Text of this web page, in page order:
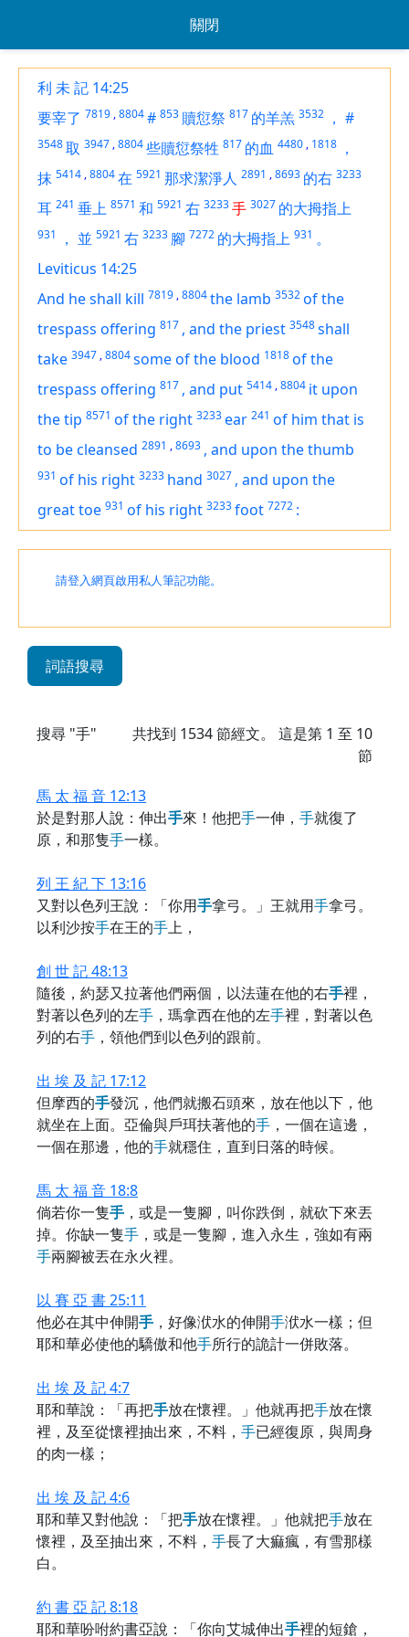
關閉
利 未 記 14:25
要宰了 7819 ,8804# 853 贖愆祭 817 的羊羔 3532 ， #
3548取 3947 ,8804些贖愆祭牲 817 的血 4480 , 1818 ，
抹 5414 ,8804在 5921 那求潔淨人 2891 ,8693 的右 3233
耳 241 垂上 8571 和 5921 右 3233手 3027 的大拇指上
931 ， 並 5921 右 3233 腳 7272 的大拇指上 931 。
Leviticus 14:25
And he shall kill 7819 ,8804the lamb 3532of the
trespass offering 817 , and the priest 3548shall
take 3947 ,8804someof the blood 1818of the
trespass offering 817 , and put 5414 ,8804 it upon
the tip 8571 of the right 3233ear 241 of him that is
to be cleansed 2891 ,8693 , and upon the thumb
931 of his right 3233 hand 3027 , and upon the
great toe 931 of his right 3233foot 7272 :
請登入網頁啟用私人筆記功能。
詞語搜尋
搜尋 "手" 共找到 1534節經文。 這是第 1 至 10
節
馬 太 福 音 12:13
於是對那人說：伸出手來！他把手一伸， 手就復了
原，和那隻手一樣。
列 王 紀 下 13:16
又對以色列王說：「你用手拿弓。」王就用手拿弓。
以利沙按手在王的手上，
創 世 記 48:13
隨後，約瑟又拉著他們兩個，以法蓮在他的右手裡，
對著以色列的左手 ，瑪拿西在他的左手裡，對著以色
列的右手 ，領他們到以色列的跟前。
出 埃 及 記 17:12
但摩西的手發沉，他們就搬石頭來，放在他以下，他
就坐在上面。亞倫與戶珥扶著他的手 ，一個在這邊，
一個在那邊，他的手就穩住，直到日落的時候。
馬 太 福 音 18:8
倘若你一隻手 ，或是一隻腳，叫你跌倒，就砍下來丟
掉。你缺一隻手 ，或是一隻腳，進入永生，強如有兩
手兩腳被丟在永火裡。
以 賽 亞 書 25:11
他必在其中伸開手 ，好像洑水的伸開手洑水一樣；但
耶和華必使他的驕傲和他手所行的詭計一併敗落。
出 埃 及 記 4:7
耶和華說：「再把手放在懷裡。」他就再把手放在懷
裡，及至從懷裡抽出來，不料， 手已經復原，與周身
的肉一樣；
出 埃 及 記 4:6
耶和華又對他說：「把手放在懷裡。」他就把手放在
懷裡，及至抽出來，不料， 手長了大痲瘋，有雪那樣
白。
約 書 亞 記 8:18
耶和華吩咐約書亞說：「你向艾城伸出手裡的短鎗，